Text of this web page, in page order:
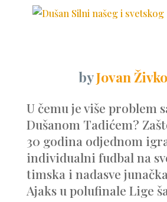
byJovan
U čemu je više problem
Dušanom Tadićem?
30 godina odjednom
individualni fudbal na
timska i nadasve
Ajaks u polufinale Lige